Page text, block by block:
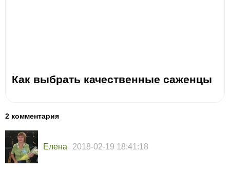
Как выбрать качественные саженцы
2 комментария
Елена 2018-02-19 18:41:18